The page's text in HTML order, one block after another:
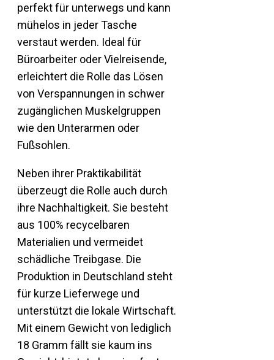
perfekt für unterwegs und kann
mühelos in jeder Tasche
verstaut werden. Ideal für
Büroarbeiter oder Vielreisende,
erleichtert die Rolle das Lösen
von Verspannungen in schwer
zugänglichen Muskelgruppen
wie den Unterarmen oder
Fußsohlen.
Neben ihrer Praktikabilität
überzeugt die Rolle auch durch
ihre Nachhaltigkeit. Sie besteht
aus 100% recycelbaren
Materialien und vermeidet
schädliche Treibgase. Die
Produktion in Deutschland steht
für kurze Lieferwege und
unterstützt die lokale Wirtschaft.
Mit einem Gewicht von lediglich
18 Gramm fällt sie kaum ins